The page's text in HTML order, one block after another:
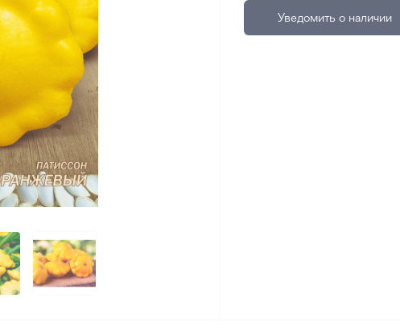
Уведомить о наличии